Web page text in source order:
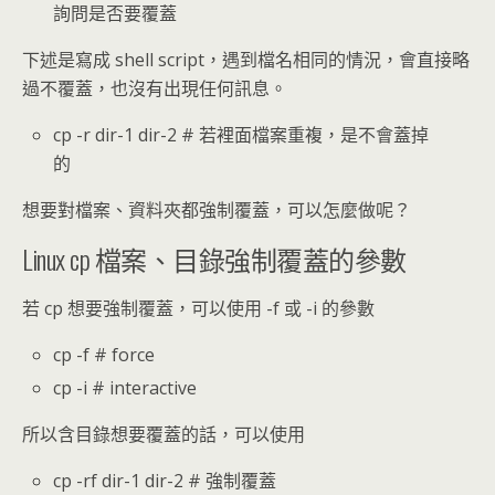
詢問是否要覆蓋
下述是寫成 shell script，遇到檔名相同的情況，會直接略
過不覆蓋，也沒有出現任何訊息。
cp -r dir-1 dir-2 # 若裡面檔案重複，是不會蓋掉
的
想要對檔案、資料夾都強制覆蓋，可以怎麼做呢？
Linux cp 檔案、目錄強制覆蓋的參數
若 cp 想要強制覆蓋，可以使用 -f 或 -i 的參數
cp -f # force
cp -i # interactive
所以含目錄想要覆蓋的話，可以使用
cp -rf dir-1 dir-2 # 強制覆蓋